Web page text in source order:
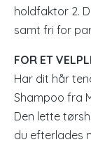
holdfaktor 2.
samt fri for
FOR ET
Har dit hår
Shampoo fra
Den lette
du efterlades